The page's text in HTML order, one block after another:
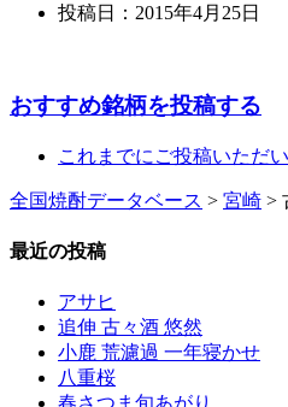
投稿日： 2015年4月25日
おすすめ銘柄を投稿する
これまでにご投稿いただ
全国焼酎データベース > 宮崎 >
最近の投稿
アサヒ
追伸 古々酒 悠然
小鹿 荒濾過 一年寝かせ
八重桜
春さつま旬あがり